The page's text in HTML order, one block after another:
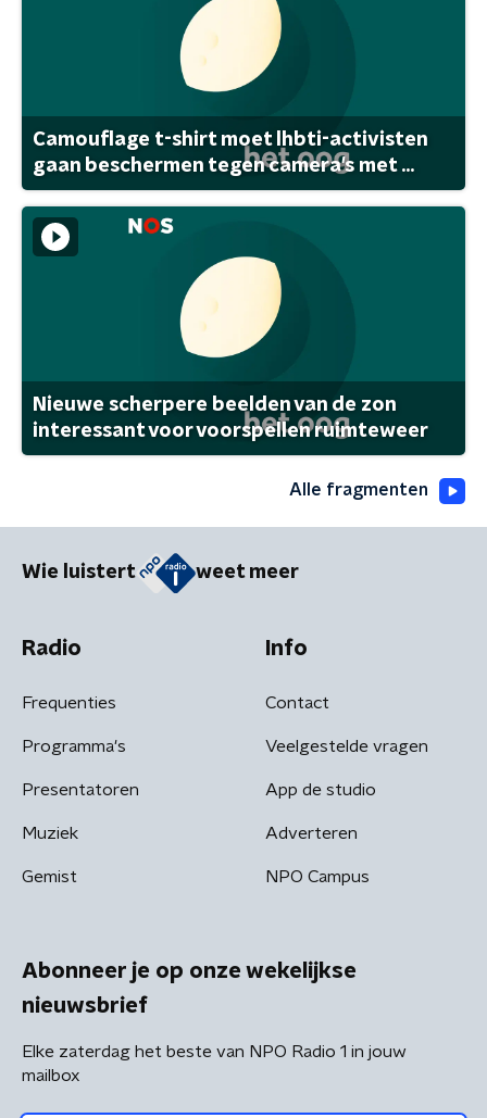
Camouflage t-shirt moet lhbti-activisten
gaan beschermen tegen camera's met ...
Nieuwe scherpere beelden van de zon
interessant voor voorspellen ruimteweer
Alle fragmenten
Wie luistert weet meer
Radio
Frequenties
Programma's
Presentatoren
Muziek
Gemist
Info
Contact
Veelgestelde vragen
App de studio
Adverteren
NPO Campus
Abonneer je op onze wekelijkse
nieuwsbrief
Elke zaterdag het beste van NPO Radio 1 in jouw
mailbox